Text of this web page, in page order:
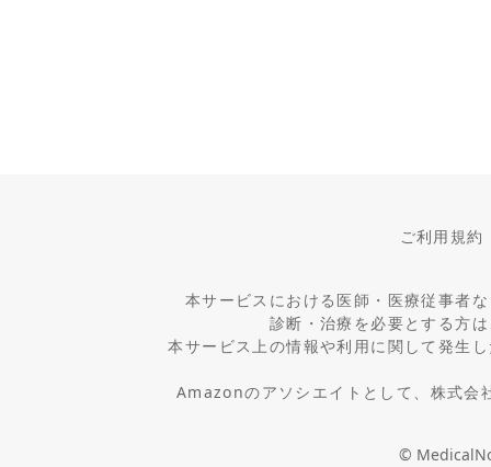
ご利用規約
本サービスにおける医師・医療従事者
診断・治療を必要とする方
本サービス上の情報や利用に関して発生
Amazonのアソシエイトとして、株式会
©